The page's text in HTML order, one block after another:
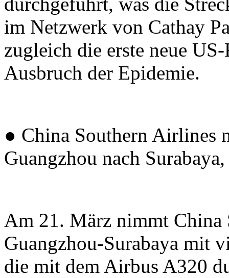
im Netzwerk von Cathay
zugleich die erste neue
Ausbruch der Epidemie.
● China Southern Airlines
Guangzhou nach
Am 21. März nimmt China
Guangzhou-Surabaya mit
die mit dem Airbus A320